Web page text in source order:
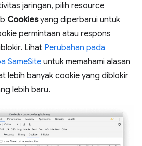
jaringan, pilih resource
Cookiesyang diperbarui untuk
permintaan atau respons
Lihat Perubahan pada
SameSite untuk memahami alasan
lebih banyak cookie yang diblokir
lebih baru.